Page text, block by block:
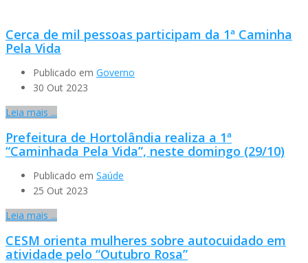
Cerca de mil pessoas participam da 1ª Caminha
Pela Vida
Publicado em Governo
30 Out 2023
Leia mais ...
Prefeitura de Hortolândia realiza a 1ª
“Caminhada Pela Vida”, neste domingo (29/10)
Publicado em Saúde
25 Out 2023
Leia mais ...
CESM orienta mulheres sobre autocuidado em
atividade pelo “Outubro Rosa”